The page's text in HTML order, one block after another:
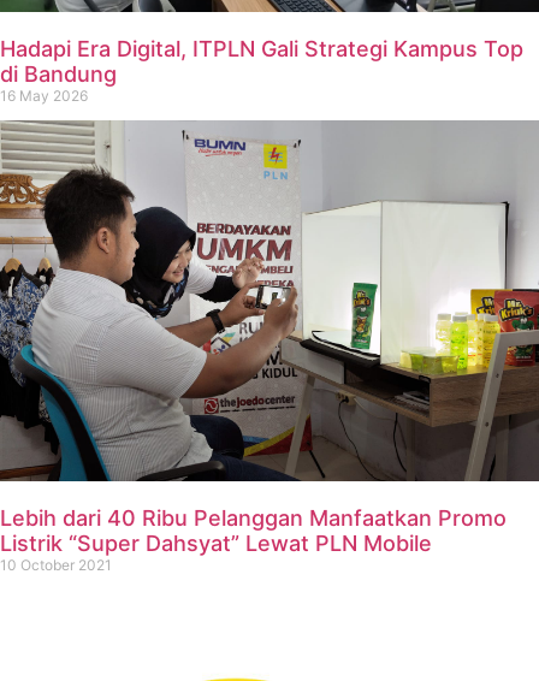
Hadapi Era Digital, ITPLN Gali Strategi Kampus Top
di Bandung
16 May 2026
Lebih dari 40 Ribu Pelanggan Manfaatkan Promo
Listrik “Super Dahsyat” Lewat PLN Mobile
10 October 2021